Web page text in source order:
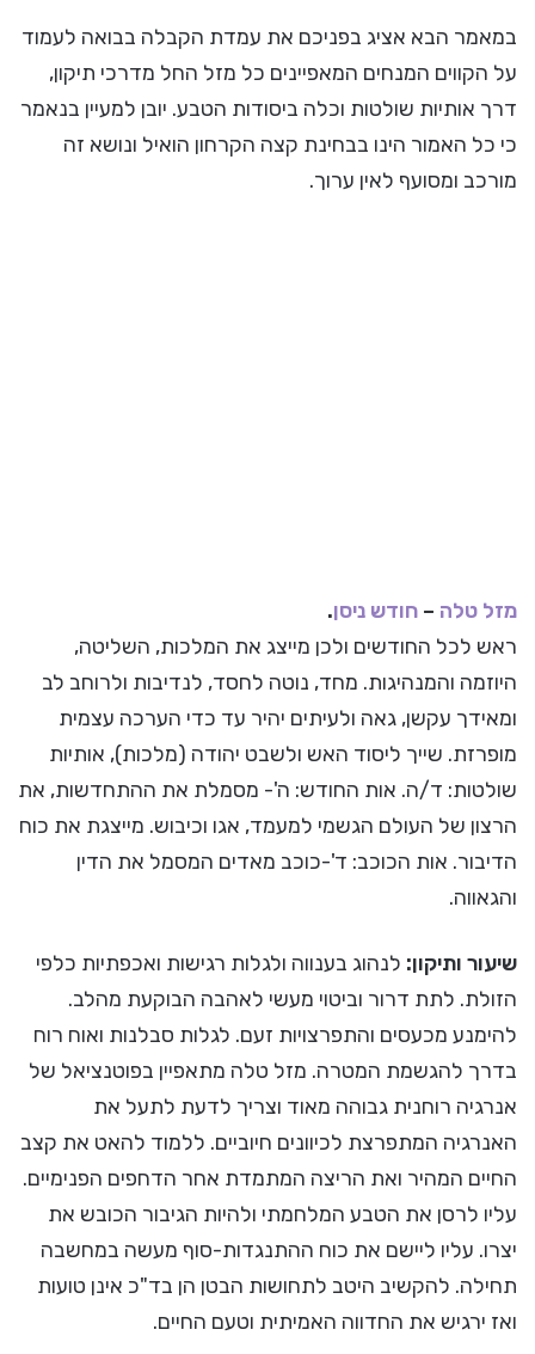
במאמר הבא אציג בפניכם את עמדת הקבלה בבואה לעמוד
על הקווים המנחים המאפיינים כל מזל החל מדרכי תיקון,
דרך אותיות שולטות וכלה ביסודות הטבע. יובן למעיין בנאמר
כי כל האמור הינו בבחינת קצה הקרחון הואיל ונושא זה
מורכב ומסועף לאין ערוך.
מזל טלה – חודש ניסן.
ראש לכל החודשים ולכן מייצג את המלכות, השליטה,
היוזמה והמנהיגות. מחד, נוטה לחסד, לנדיבות ולרוחב לב
ומאידך עקשן, גאה ולעיתים יהיר עד כדי הערכה עצמית
מופרזת. שייך ליסוד האש ולשבט יהודה (מלכות), אותיות
שולטות: ד/ה. אות החודש: ה'- מסמלת את ההתחדשות, את
הרצון של העולם הגשמי למעמד, אגו וכיבוש. מייצגת את כוח
הדיבור. אות הכוכב: ד'-כוכב מאדים המסמל את הדין
והגאווה.
שיעור ותיקון: לנהוג בענווה ולגלות רגישות ואכפתיות כלפי
הזולת. לתת דרור וביטוי מעשי לאהבה הבוקעת מהלב.
להימנע מכעסים והתפרצויות זעם. לגלות סבלנות ואוח רוח
בדרך להגשמת המטרה. מזל טלה מתאפיין בפוטנציאל של
אנרגיה רוחנית גבוהה מאוד וצריך לדעת לתעל את
האנרגיה המתפרצת לכיוונים חיוביים. ללמוד להאט את קצב
החיים המהיר ואת הריצה המתמדת אחר הדחפים הפנימיים.
עליו לרסן את הטבע המלחמתי ולהיות הגיבור הכובש את
יצרו. עליו ליישם את כוח ההתנגדות-סוף מעשה במחשבה
תחילה. להקשיב היטב לתחושות הבטן הן בד"כ אינן טועות
ואז ירגיש את החדווה האמיתית וטעם החיים.